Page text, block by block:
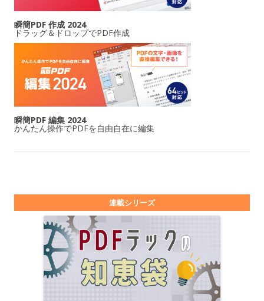
瞬簡PDF 作成 2024
ドラッグ＆ドロップでPDF作成
瞬簡PDF 編集 2024
かんたん操作でPDFを自由自在に編集
連載シリーズ